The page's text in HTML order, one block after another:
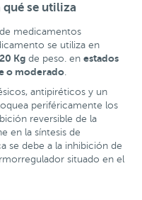
qué se utiliza
medicamentos
se utiliza en
Kg de peso. en estados
o moderado
antipiréticos y un
periféricamente los
reversible de la
en la síntesis de
se debe a la inhibición de
situado en el